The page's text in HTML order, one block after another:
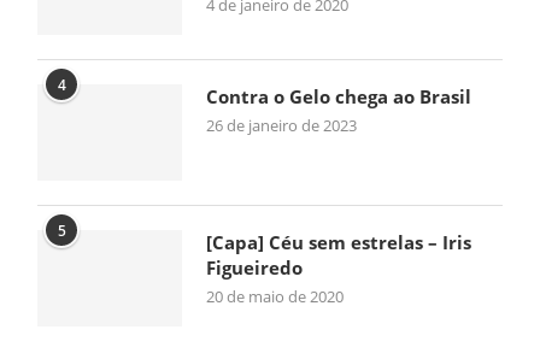
4 de janeiro de 2020
4 Contra o Gelo chega ao Brasil
26 de janeiro de 2023
5
[Capa] Céu sem estrelas – Iris
Figueiredo
20 de maio de 2020